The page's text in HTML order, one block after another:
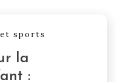
sports
la
: